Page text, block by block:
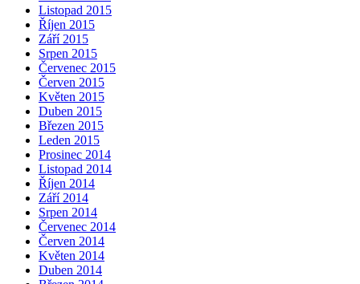
Listopad 2015
Říjen 2015
Září 2015
Srpen 2015
Červenec 2015
Červen 2015
Květen 2015
Duben 2015
Březen 2015
Leden 2015
Prosinec 2014
Listopad 2014
Říjen 2014
Září 2014
Srpen 2014
Červenec 2014
Červen 2014
Květen 2014
Duben 2014